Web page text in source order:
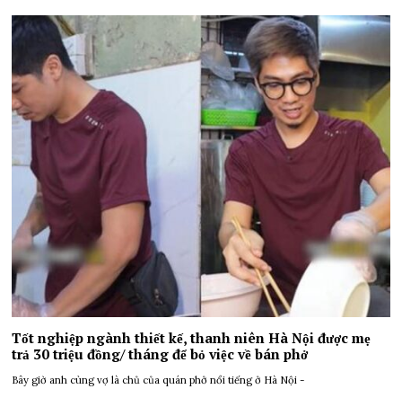
Tốt nghiệp ngành thiết kế, thanh niên Hà Nội được mẹ
trả 30 triệu đồng/ tháng để bỏ việc về bán phở
Bây giờ anh cùng vợ là chủ của quán phở nổi tiếng ở Hà Nội -